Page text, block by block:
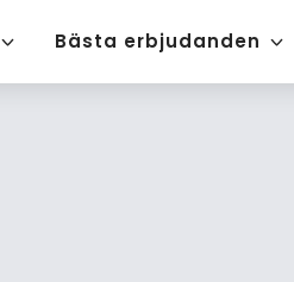
Bästa erbjudanden